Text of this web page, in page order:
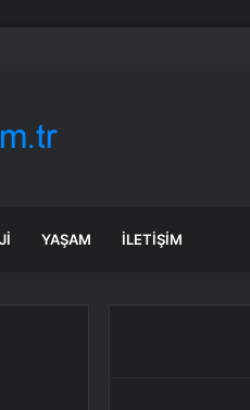
metreküp dip çamuru temizlenecek
YAŞAM İLETIŞIM